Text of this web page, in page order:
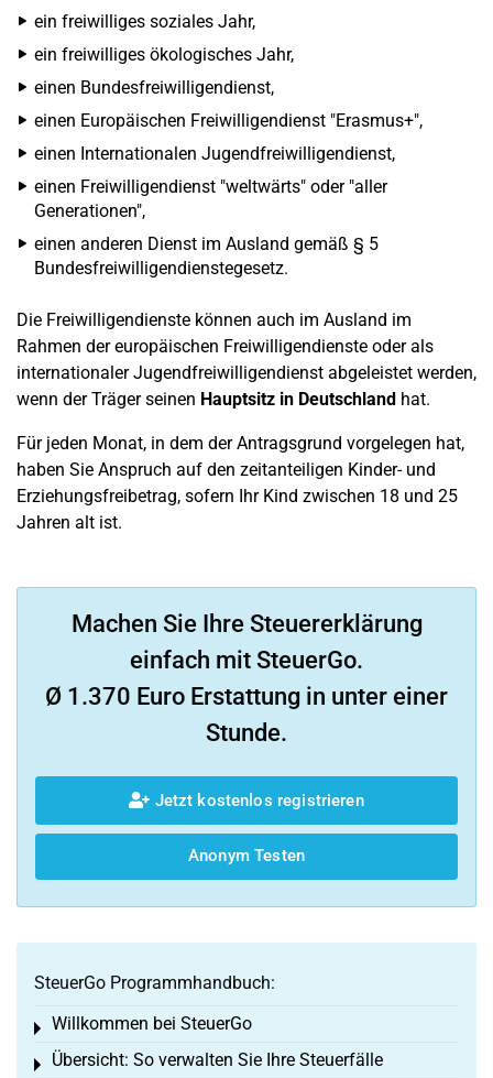
ein freiwilliges soziales Jahr,
ein freiwilliges ökologisches Jahr,
einen Bundesfreiwilligendienst,
einen Europäischen Freiwilligendienst "Erasmus+",
einen Internationalen Jugendfreiwilligendienst,
einen Freiwilligendienst "weltwärts" oder "aller
Generationen",
einen anderen Dienst im Ausland gemäß § 5
Bundesfreiwilligendienstegesetz.
Die Freiwilligendienste können auch im Ausland im
Rahmen der europäischen Freiwilligendienste oder als
internationaler Jugendfreiwilligendienst abgeleistet werden,
wenn der Träger seinen Hauptsitz in Deutschland hat.
Für jeden Monat, in dem der Antragsgrund vorgelegen hat,
haben Sie Anspruch auf den zeitanteiligen Kinder- und
Erziehungsfreibetrag, sofern Ihr Kind zwischen 18 und 25
Jahren alt ist.
Machen Sie Ihre Steuererklärung
einfach mit SteuerGo.
Ø 1.370 Euro Erstattung in unter einer
Stunde.
Jetzt kostenlos registrieren
Anonym Testen
SteuerGo Programmhandbuch:
Willkommen bei SteuerGo
Toggle menu
Übersicht: So verwalten Sie Ihre Steuerfälle
Toggle menu